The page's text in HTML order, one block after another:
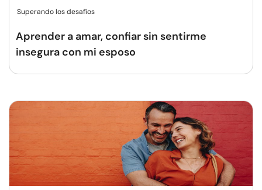
Superando los desafíos
Aprender a amar, confiar sin sentirme
insegura con mi esposo